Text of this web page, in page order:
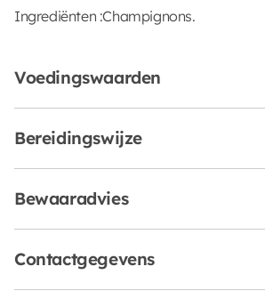
Ingrediënten :Champignons.
Voedingswaarden
Bereidingswijze
Bewaaradvies
Contactgegevens